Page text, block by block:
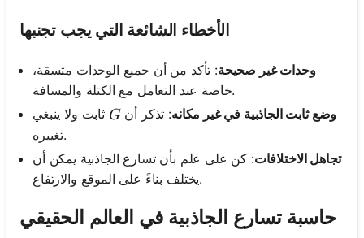
الأخطاء الشائعة التي يجب تجنبها
وحدات غير صحيحة: تأكد من أن جميع الوحدات متسقة،
خاصة عند التعامل مع الكتلة والمسافة.
وضع ثابت الجاذبية في غير مكانه: تذكر أنG
G ثابت ولا ينبغي
تغييره.
تجاهل الاختلافات: كن على علم بأن تسارع الجاذبية يمكن أن
يختلف بناءً على الموقع والارتفاع.
حاسبة تسارع الجاذبية في العالم الحقيقي